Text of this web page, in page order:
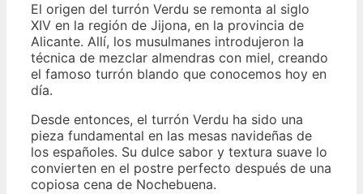
El origen del turrón Verdu se remonta al siglo
XIV en la región de Jijona, en la provincia de
Alicante. Allí, los musulmanes introdujeron la
técnica de mezclar almendras con miel, creando
el famoso turrón blando que conocemos hoy en
día.
Desde entonces, el turrón Verdu ha sido una
pieza fundamental en las mesas navideñas de
los españoles. Su dulce sabor y textura suave lo
convierten en el postre perfecto después de una
copiosa cena de Nochebuena.